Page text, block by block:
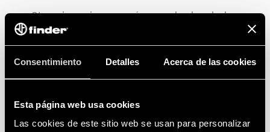
Consentimiento Detalles Acerca de las cookies
Esta página web usa cookies
Las cookies de este sitio web se usan para personalizar
Otro aniversario con un número redondo es lo de
Austria y Bélgica
este año
25 años.
Mientras1998y 1997 fueron
República Checa,en 2002 fue cuando
y Portugalempezaron sus actividades, que ahora